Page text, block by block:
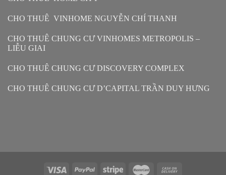
CHO THUÊ VINHOME NGUYỄN CHÍ THANH
CHO THUÊ CHUNG CƯ VINHOMES METROPOLIS –
LIỄU GIAI
CHO THUÊ CHUNG CƯ DISCOVERY COMPLEX
CHO THUÊ CHUNG CƯ D’CAPITAL TRẦN DUY HƯNG